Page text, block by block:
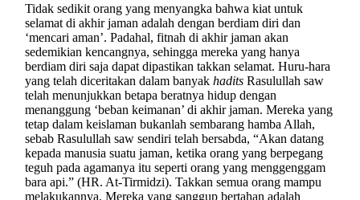
Tidak sedikit orang yang menyangka bahwa kiat untuk
selamat di akhir jaman adalah dengan berdiam diri dan
‘mencari aman’. Padahal, fitnah di akhir jaman akan
sedemikian kencangnya, sehingga mereka yang hanya
berdiam diri saja dapat dipastikan takkan selamat. Huru-hara
yang telah diceritakan dalam banyak hadits Rasulullah saw
telah menunjukkan betapa beratnya hidup dengan
menanggung ‘beban keimanan’ di akhir jaman. Mereka yang
tetap dalam keislaman bukanlah sembarang hamba Allah,
sebab Rasulullah saw sendiri telah bersabda, “Akan datang
kepada manusia suatu jaman, ketika orang yang berpegang
teguh pada agamanya itu seperti orang yang menggenggam
bara api.” (HR. At-Tirmidzi). Takkan semua orang mampu
melakukannya. Mereka yang sanggup bertahan adalah